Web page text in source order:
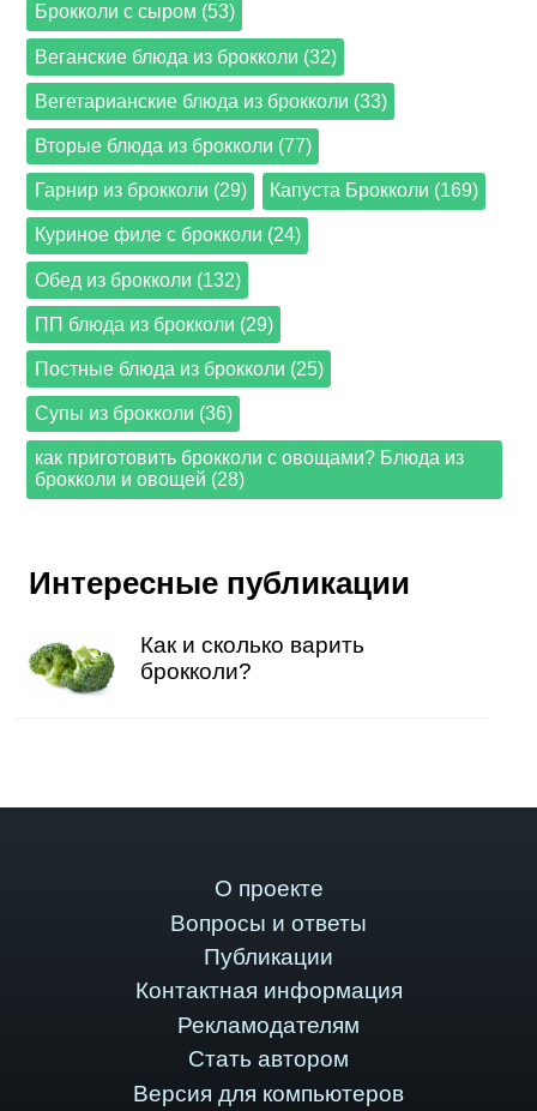
Брокколи с сыром (53)
Веганские блюда из брокколи (32)
Вегетарианские блюда из брокколи (33)
Вторые блюда из брокколи (77)
Гарнир из брокколи (29) Капуста Брокколи (169)
Куриное филе с брокколи (24)
Обед из брокколи (132)
ПП блюда из брокколи (29)
Постные блюда из брокколи (25)
Супы из брокколи (36)
как приготовить брокколи с овощами? Блюда из
брокколи и овощей (28)
Интересные публикации
Как и сколько варить
брокколи?
О проекте
Вопросы и ответы
Публикации
Контактная информация
Рекламодателям
Стать автором
Версия для компьютеров